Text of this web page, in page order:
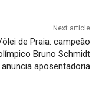
Next article
de Praia: campeão
Bruno Schmidt
anuncia aposentadoria